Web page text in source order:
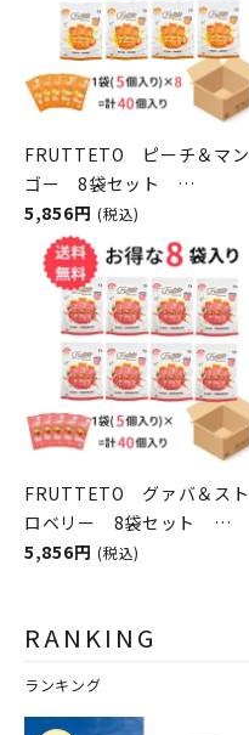
FRUTTETO ピーチ＆マン
ゴー 8袋セット
FRUTTETO（フルッテー
ト）
5,856円 (税込)
FRUTTETO グァバ＆スト
ロベリー 8袋セット
FRUTTETO（フルッテー
5,856円 (税込)
RANKING
ランキング